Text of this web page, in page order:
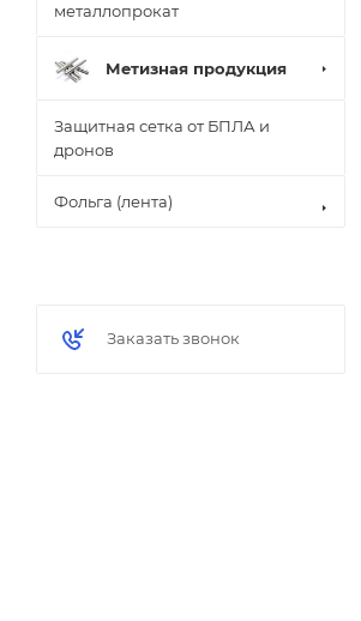
металлопрокат
Метизная продукция
Защитная сетка от БПЛА и
дронов
Фольга (лента)
Заказать звонок